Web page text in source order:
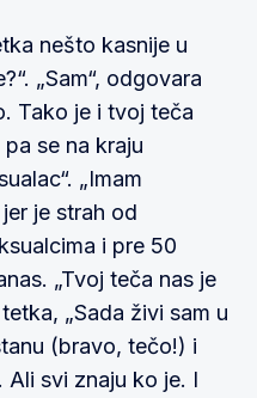
nešto kasnije u
„Sam“, odgovara
Tako je i tvoj teča
se na kraju
„Imam
je strah od
i pre 50
„Tvoj teča nas je
„Sada živi sam u
(bravo, tečo!) i
svi znaju ko je. I